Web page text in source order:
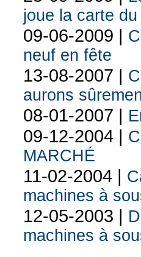
joue la carte
09-06-2009 |
neuf en fête
13-08-2007 |
aurons
08-01-2007 |
09-12-2004 |
MARCHÉ
11-02-2004 |
machines à
12-05-2003 |
machines à